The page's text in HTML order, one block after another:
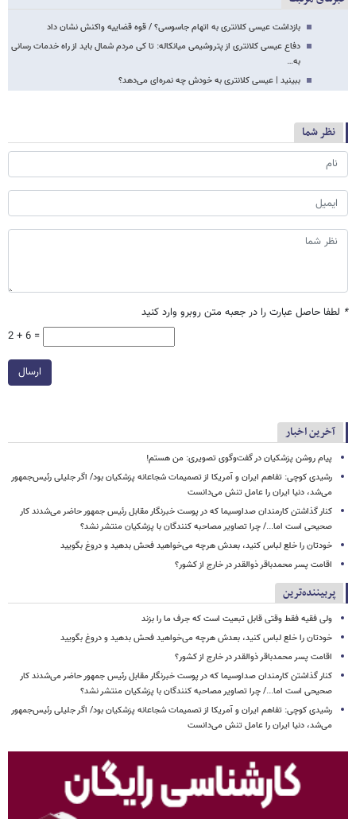
بازداشت عیسی کلانتری به اتهام جاسوسی؟ / قوه قضاییه واکنش نشان داد
دفاع عیسی کلانتری از پتروشیمی میانکاله: تا کی مردم شمال باید از راه خدمات رسانی
به…
ببینید | عیسی کلانتری به خودش چه نمره‌ای می‌دهد؟
نظر شما
* لطفا حاصل عبارت را در جعبه متن روبرو وارد کنید
2 + 6 =
ارسال
آخرین اخبار
پیام روشن پزشکیان در گفت‌وگوی تصویری: من هستم!
رشیدی کوچی: تفاهم ایران و آمریکا از تصمیمات شجاعانه پزشکیان بود/ اگر جلیلی رئیس‌جمهور
می‌شد، دنیا ایران را عامل تنش می‌دانست
کنار گذاشتن کارمندان صداوسیما که در پوست خبرنگار مقابل رئیس جمهور حاضر می‌شدند کار
صحیحی است اما.../ چرا تصاویر مصاحبه کنندگان با پزشکیان منتشر نشد؟
خودتان را خلع لباس کنید، بعدش هرچه می‌خواهید فحش بدهید و دروغ بگویید
اقامت پسر محمدباقر ذوالقدر در خارج از کشور؟
پربیننده‌ترین
ولی فقیه فقط وقتی قابل تبعیت است که جرف ما را بزند
خودتان را خلع لباس کنید، بعدش هرچه می‌خواهید فحش بدهید و دروغ بگویید
اقامت پسر محمدباقر ذوالقدر در خارج از کشور؟
کنار گذاشتن کارمندان صداوسیما که در پوست خبرنگار مقابل رئیس جمهور حاضر می‌شدند کار
صحیحی است اما.../ چرا تصاویر مصاحبه کنندگان با پزشکیان منتشر نشد؟
رشیدی کوچی: تفاهم ایران و آمریکا از تصمیمات شجاعانه پزشکیان بود/ اگر جلیلی رئیس‌جمهور
می‌شد، دنیا ایران را عامل تنش می‌دانست